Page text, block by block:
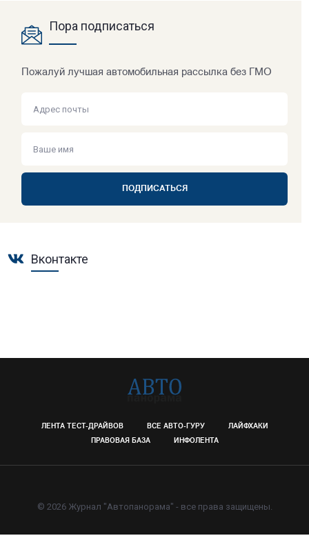
Пора подписаться
Пожалуй лучшая автомобильная рассылка без ГМО
ПОДПИСАТЬСЯ
Вконтакте
ЛЕНТА ТЕСТ-ДРАЙВОВ ВСЕ АВТО-ГУРУ
ЛАЙФХАКИ
ПРАВОВАЯ БАЗА
ИНФОЛЕНТА
© 2026 Журнал "Автопанорама" - все права защищены.